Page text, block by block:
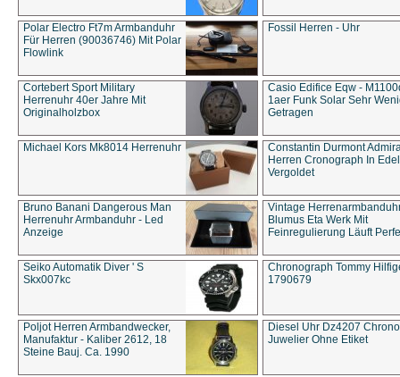
Polar Electro Ft7m Armbanduhr
Für Herren (90036746) Mit Polar
Flowlink
Fossil Herren - Uhr
Cortebert Sport Military
Herrenuhr 40er Jahre Mit
Originalholzbox
Casio Edifice Eqw -
1aer Funk Solar Sehr
Getragen
Michael Kors Mk8014 Herrenuhr
Constantin Durmont
Herren Cronograph In
Vergoldet
Bruno Banani Dangerous Man
Herrenuhr Armbanduhr - Led
Anzeige
Vintage
Blumus Eta Werk Mit
Feinregulierung Läuft
Seiko Automatik Diver ' S
Skx007kc
Chronograph Tommy
1790679
Poljot Herren Armbandwecker,
Manufaktur - Kaliber 2612, 18
Steine Bauj. Ca. 1990
Diesel Uhr Dz4207
Juwelier Ohne Etiket